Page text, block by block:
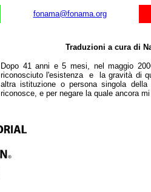
fonama@fonama.org
Traduzioni a cura di
Dopo 41 anni e 5 mesi, nel maggio
riconosciuto l'esistenza e la gravità di
altra istituzione o persona singola
riconosce, e per negare la quale ancora